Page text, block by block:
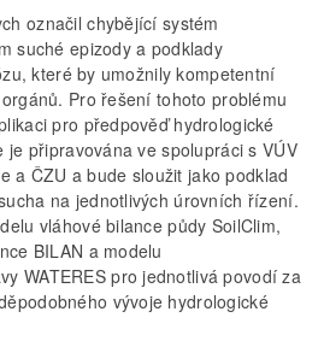
označil chybějící systém
suché epizody a podklady
které by umožnily kompetentní
Pro řešení tohoto problému
pro předpověď hydrologické
je připravována ve spolupráci s VÚV
a ČZU a bude sloužit jako podklad
na jednotlivých úrovních řízení.
vláhové bilance půdy SoilClim,
BILAN a modelu
WATERES pro jednotlivá povodí za
vývoje hydrologické